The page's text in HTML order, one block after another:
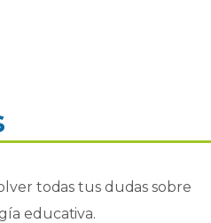
todas tus dudas sobre
educativa.